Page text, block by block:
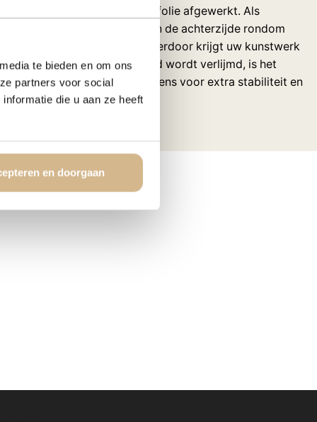
te bieden en om ons
partners voor social
die u aan ze heeft
en doorgaan
met een 100% dekkende folie afgewerkt. Als
rondom gepolijst en aan de achterzijde rondom
profiel van 1,5 cm dik. Hierdoor krijgt uw kunstwerk
profiel op 5cm uit de rand wordt verlijmd, is het
Het achter profiel zorgt tevens voor extra stabiliteit en
kan trekken.